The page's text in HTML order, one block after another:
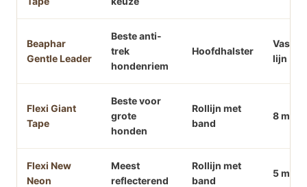
Beaphar
Gentle Leader
Beste anti-
trek
hondenriem
Hoofdhalster
Vaste
lijn
Flexi Giant
Tape
Beste voor
grote
honden
Rollijn met
band
8
Flexi New
Neon
Meest
reflecterend
Rollijn met
band
5